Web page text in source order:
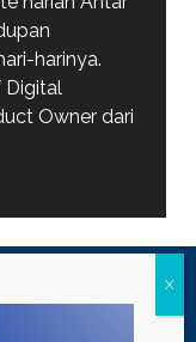
harinya.
Digital
Owner dari